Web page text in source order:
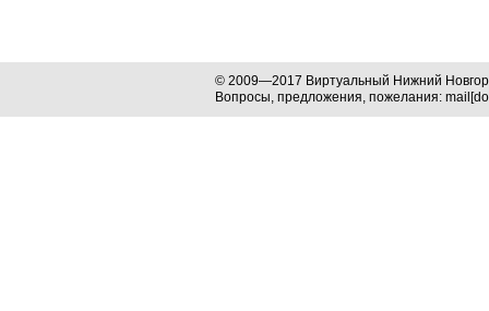
© 2009—2017 Виртуальный Нижний
Вопросы, предложения, пожелания: